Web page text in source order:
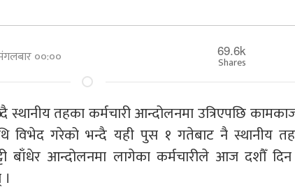
००:०० 69.6k
Shares
स्थानीय तहका कर्मचारी आन्दोलनमा उत्रिएपछि
विभेद गरेको भन्दै यही पुस १ गतेबाट नै स्थानीय
बाँधेर आन्दोलनमा लागेका कर्मचारीले आज दशौँ